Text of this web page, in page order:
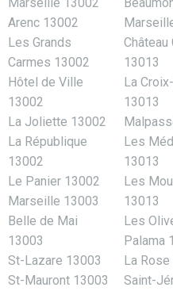
Arenc 13002
Les Grands
Carmes 13002
Hôtel de Ville
13002
La Joliette 13002
La République
13002
Le Panier 13002
Marseille 13003
Belle de Mai
13003
St-Lazare 13003
St-Mauront 13003
Château
13013
La
13013
Les
13013
Les
13013
Les
Palama
La
Saint-